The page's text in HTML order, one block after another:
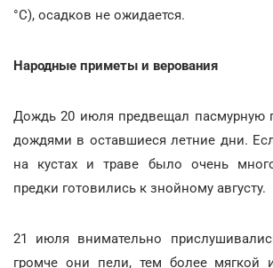
°С), осадков не ожидается.
Народные приметы и верования
Дождь 20 июля предвещал пасмурную
дождями в оставшиеся летние дни.
на кустах и траве было очень
предки готовились к знойному августу.
21 июля внимательно
громче они пели, тем более мягкой